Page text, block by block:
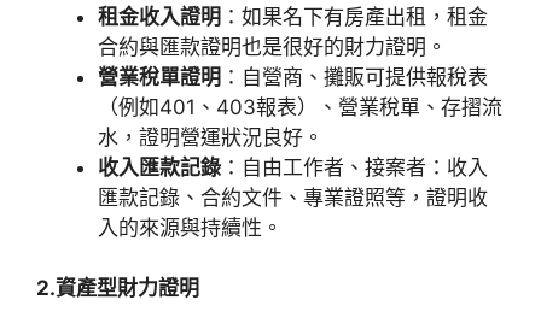
租金收入證明 ：如果名下有房產出租，租金
合約與匯款證明也是很好的財力證明。
營業稅單證明 ：自營商、攤販可提供報稅表
（例如401、403報表）、營業稅單、存摺流
水，證明營運狀況良好。
收入匯款記錄 ：自由工作者、接案者：收入
匯款記錄、合約文件、專業證照等，證明收
入的來源與持續性。
2.資產型財力證明